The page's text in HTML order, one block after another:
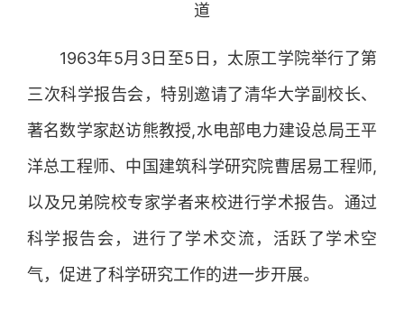
道
1963年5月3日至5日，太原工学院举行了第
三次科学报告会，特别邀请了清华大学副校长、
著名数学家赵访熊教授,水电部电力建设总局王平
洋总工程师、中国建筑科学研究院曹居易工程师,
以及兄弟院校专家学者来校进行学术报告。通过
科学报告会，进行了学术交流，活跃了学术空
气，促进了科学研究工作的进一步开展。